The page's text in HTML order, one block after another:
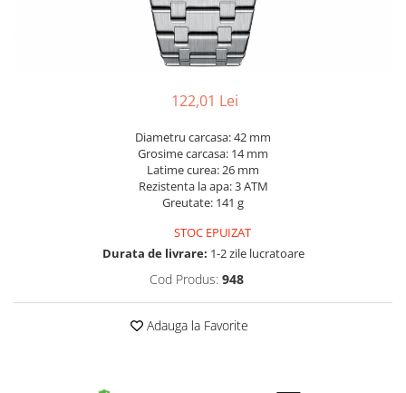
122,01 Lei
Diametru carcasa: 42 mm
Grosime carcasa: 14 mm
Latime curea: 26 mm
Rezistenta la apa: 3 ATM
Greutate: 141 g
STOC EPUIZAT
Durata de livrare: 1-2 zile lucratoare
Cod Produs: 948
Adauga la Favorite